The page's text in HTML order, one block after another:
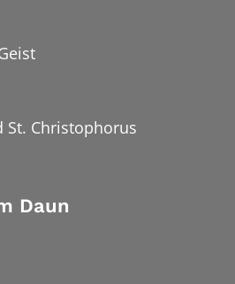
St. Christophorus
Daun